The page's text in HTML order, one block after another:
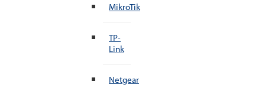
MikroTik
TP-
Link
Netgear